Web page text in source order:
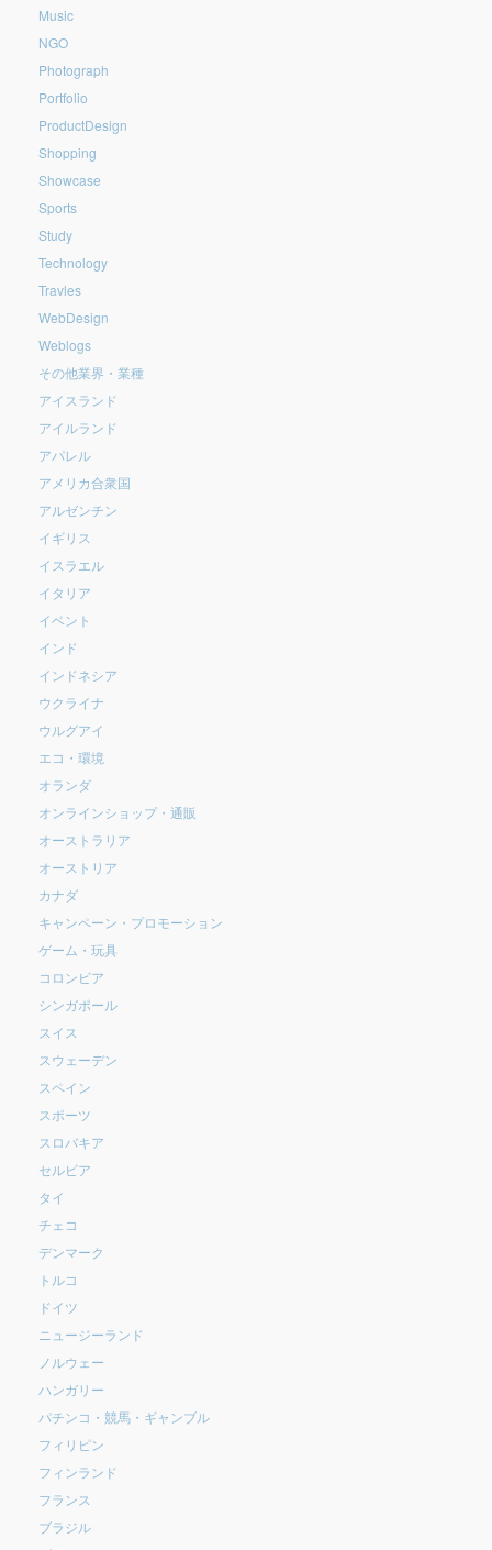
Music
NGO
Photograph
Portfolio
ProductDesign
Shopping
Showcase
Sports
Study
Technology
Travles
WebDesign
Weblogs
その他業界・業種
アイスランド
アイルランド
アパレル
アメリカ合衆国
アルゼンチン
イギリス
イスラエル
イタリア
イベント
インド
インドネシア
ウクライナ
ウルグアイ
エコ・環境
オランダ
オンラインショップ・通販
オーストラリア
オーストリア
カナダ
キャンペーン・プロモーション
ゲーム・玩具
コロンビア
シンガポール
スイス
スウェーデン
スペイン
スポーツ
スロバキア
セルビア
タイ
チェコ
デンマーク
トルコ
ドイツ
ニュージーランド
ノルウェー
ハンガリー
パチンコ・競馬・ギャンブル
フィリピン
フィンランド
フランス
ブラジル